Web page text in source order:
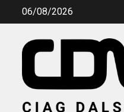
Przejdź06/08/2026